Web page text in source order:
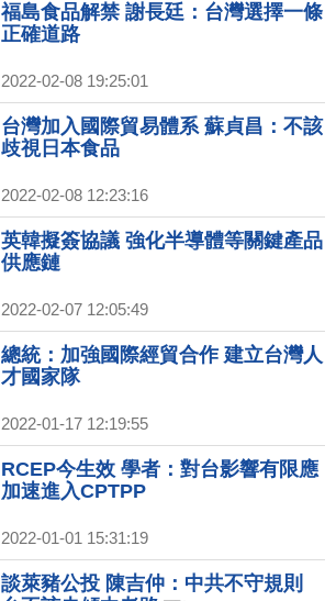
福島食品解禁 謝長廷：台灣選擇一條
正確道路
2022-02-08 19:25:01
台灣加入國際貿易體系 蘇貞昌：不該
歧視日本食品
2022-02-08 12:23:16
英韓擬簽協議 強化半導體等關鍵產品
供應鏈
2022-02-07 12:05:49
總統：加強國際經貿合作 建立台灣人
才國家隊
2022-01-17 12:19:55
RCEP今生效 學者：對台影響有限應
加速進入CPTPP
2022-01-01 15:31:19
談萊豬公投 陳吉仲：中共不守規則